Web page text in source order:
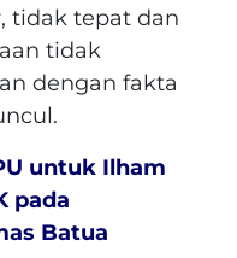
tidak tepat dan
tidak
dengan fakta
untuk Ilham
pada
Batua